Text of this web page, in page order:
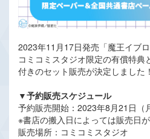
2023年11月17日発売「魔王イブ
コミコミスタジオ限定の有償特典
付きのセット販売が決定しました！
▼予約販売スケジュール
予約販売開始：2023年8月21日（
※書店の搬入日によっては販売日
販売場所：コミコミスタジオ